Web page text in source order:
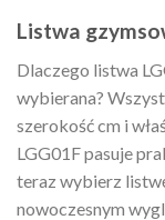
Listwa
Dlaczego listwa
wybierana?
szerokość cm i
LGG01F pasuje
teraz wybierz
nowoczesnym